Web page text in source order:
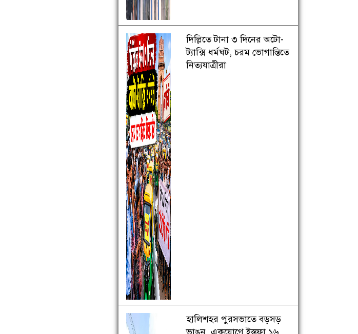
দিল্লিতে টানা ৩ দিনের অটো-
ট্যাক্সি ধর্মঘট, চরম ভোগান্তিতে
নিত্যযাত্রীরা
হালিশহর পুরসভাতে বড়সড়